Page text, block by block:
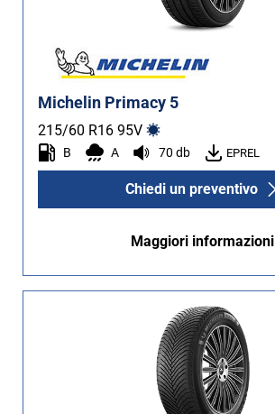
Michelin Primacy 5
215/60 R16 95V
B A 70 db EPREL
Chiedi un preventivo
Maggiori informazioni